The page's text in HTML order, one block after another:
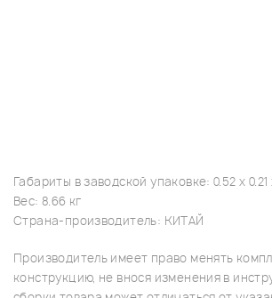
Габариты в заводской упаковке: 0.52 x 0.21
Вес: 8.66 кг
Страна-производитель: КИТАЙ
Производитель имеет право менять
конструкцию, не внося изменения в